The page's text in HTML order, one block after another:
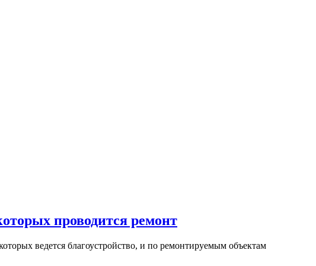
проводится ремонт
ведется благоустройство, и по ремонтируемым объектам